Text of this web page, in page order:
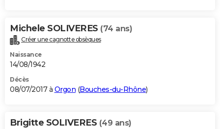
Michele SOLIVERES (74 ans)
Créer une cagnotte obsèques
Naissance
14/08/1942
Décès
08/07/2017 à Orgon (Bouches-du-Rhône)
Brigitte SOLIVERES (49 ans)